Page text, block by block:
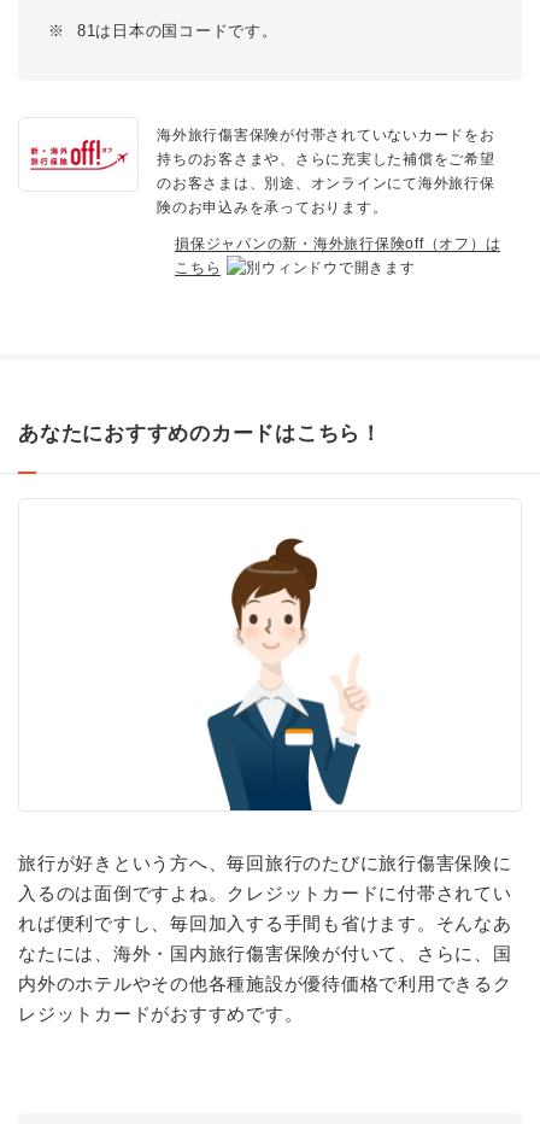
※ 81は日本の国コードです。
海外旅行傷害保険が付帯されていないカードをお
持ちのお客さまや、さらに充実した補償をご希望
のお客さまは、別途、オンラインにて海外旅行保
険のお申込みを承っております。
損保ジャパンの新・海外旅行保険off（オフ）は
こちら
あなたにおすすめのカードはこちら！
旅行が好きという方へ、毎回旅行のたびに旅行傷害保険に
入るのは面倒ですよね。クレジットカードに付帯されてい
れば便利ですし、毎回加入する手間も省けます。そんなあ
なたには、海外・国内旅行傷害保険が付いて、さらに、国
内外のホテルやその他各種施設が優待価格で利用できるク
レジットカードがおすすめです。